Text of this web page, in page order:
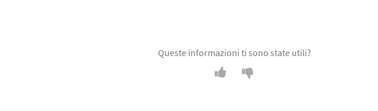
Queste informazioni ti sono state utili?